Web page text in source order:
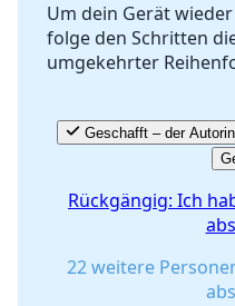
Um dein Gerät
folge den Schritten
umgekehrter
Geschafft – der
Rückgängig: Ich
22 weitere